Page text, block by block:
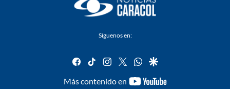
Síguenos en:
facebook
tiktok instagram
twitterwhatsapp
google
Más contenido en
youtube-